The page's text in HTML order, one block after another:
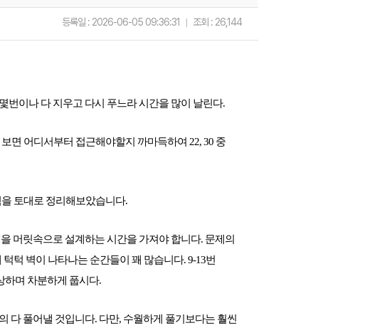
등록일 : 2026-06-05 09:36:31 조회 : 26,144
번이나 다 지우고 다시 푸느라 시간을 많이 날린다.
면 어디서부터 접근해야할지 까마득하여 22, 30 중
토대로 정리해보았습니다.
머릿속으로 설계하는 시간을 가져야 합니다. 문제의
턱 벽이 나타나는 순간들이 꽤 많습니다. 9-13번
하며 차분하게 풉시다.
다 풀어낼 것입니다. 다만, 수월하게 풀기보다는 훨씬